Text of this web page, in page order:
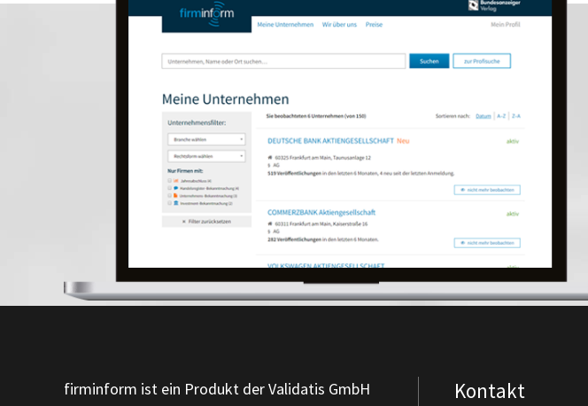
firminform ist ein Produkt der Validatis GmbH Kontakt